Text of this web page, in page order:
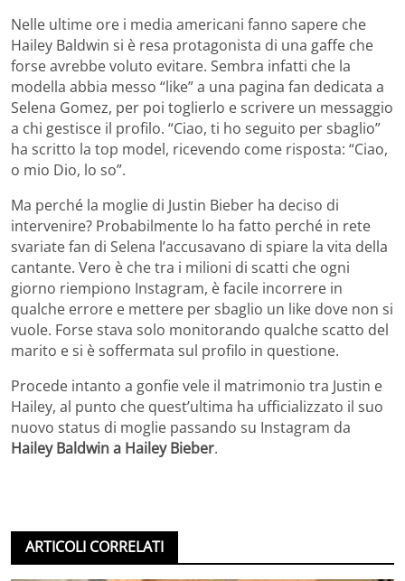
Nelle ultime ore i media americani fanno sapere che
Hailey Baldwin si è resa protagonista di una gaffe che
forse avrebbe voluto evitare. Sembra infatti che la
modella abbia messo “like” a una pagina fan dedicata a
Selena Gomez, per poi toglierlo e scrivere un messaggio
a chi gestisce il profilo. “Ciao, ti ho seguito per sbaglio”
ha scritto la top model, ricevendo come risposta: “Ciao,
o mio Dio, lo so”.
Ma perché la moglie di Justin Bieber ha deciso di
intervenire? Probabilmente lo ha fatto perché in rete
svariate fan di Selena l’accusavano di spiare la vita della
cantante. Vero è che tra i milioni di scatti che ogni
giorno riempiono Instagram, è facile incorrere in
qualche errore e mettere per sbaglio un like dove non si
vuole. Forse stava solo monitorando qualche scatto del
marito e si è soffermata sul profilo in questione.
Procede intanto a gonfie vele il matrimonio tra Justin e
Hailey, al punto che quest’ultima ha ufficializzato il suo
nuovo status di moglie passando su Instagram da
Hailey Baldwin a Hailey Bieber.
ARTICOLI CORRELATI